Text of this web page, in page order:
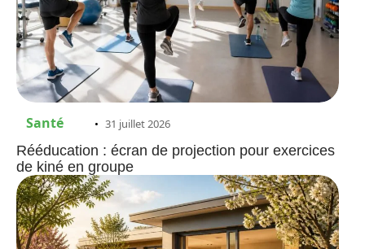
Santé 31 juillet 2026
Rééducation : écran de projection pour exercices
de kiné en groupe